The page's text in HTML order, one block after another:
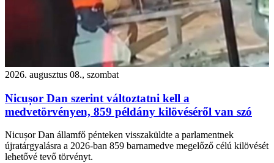
2026. augusztus 08., szombat
Nicușor Dan szerint változtatni kell a
medvetörvényen, 859 példány kilövéséről van szó
Nicușor Dan államfő pénteken visszaküldte a parlamentnek
újratárgyalásra a 2026-ban 859 barnamedve megelőző célú kilövését
lehetővé tevő törvényt.